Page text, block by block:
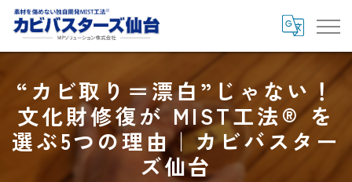
“カビ取り＝漂白”じゃない！
文化財修復が MIST工法® を
選ぶ5つの理由｜カビバスター
ズ仙台